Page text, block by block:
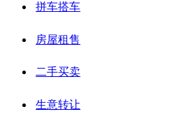
拼车搭车
房屋租售
二手买卖
生意转让